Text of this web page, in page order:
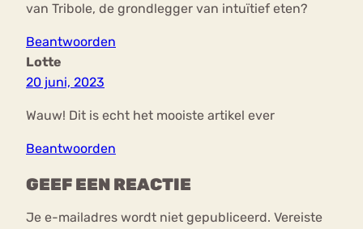
van Tribole, de grondlegger van intuïtief eten?
Beantwoorden
Lotte
20 juni, 2023
Wauw! Dit is echt het mooiste artikel ever
Beantwoorden
GEEF EEN REACTIE
Je e-mailadres wordt niet gepubliceerd. Vereiste